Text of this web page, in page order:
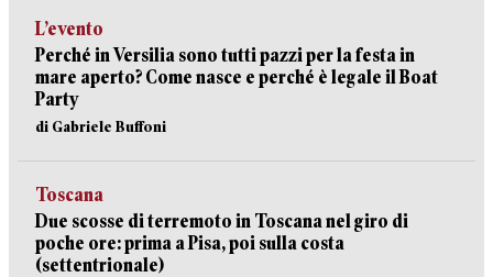
L’evento
Perché in Versilia sono tutti pazzi per la festa in
mare aperto? Come nasce e perché è legale il Boat
Party
di Gabriele Buffoni
Toscana
Due scosse di terremoto in Toscana nel giro di
poche ore: prima a Pisa, poi sulla costa
(settentrionale)